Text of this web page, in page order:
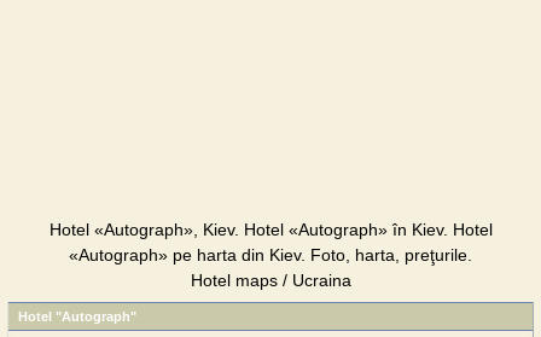
Hotel «Autograph», Kiev. Hotel «Autograph» în Kiev. Hotel
«Autograph» pe harta din Kiev. Foto, harta, preţurile.
Hotel maps / Ucraina
Hotel "Autograph"